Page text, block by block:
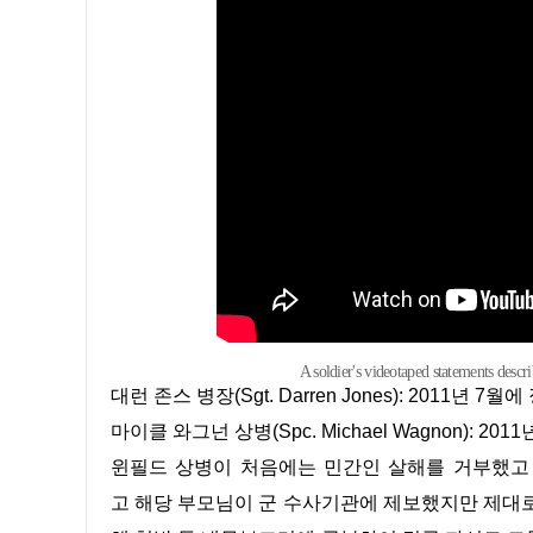
A soldier's videotaped statements
대런 존스 병장(Sgt. Darren Jones): 2011년 7월
마이클 와그넌 상병(Spc. Michael Wagnon): 2011
윈필드 상병이 처음에는 민간인 살해를 거부했
고 해당 부모님이 군 수사기관에 제보했지만 제